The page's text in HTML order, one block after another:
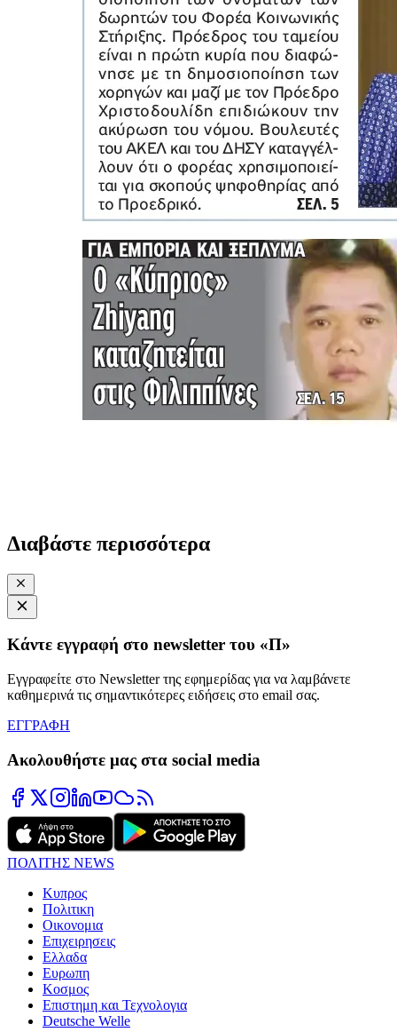
Διαβάστε περισσότερα
Κάντε εγγραφή στο newsletter του «Π»
Εγγραφείτε στο Newsletter της εφημερίδας για να λαμβάνετε
καθημερινά τις σημαντικότερες ειδήσεις στο email σας.
ΕΓΓΡΑΦΗ
Ακολουθήστε μας στα social media
ΠΟΛΙΤΗΣ NEWS
Κυπρος
Πολιτικη
Οικονομια
Επιχειρησεις
Ελλαδα
Ευρωπη
Κοσμος
Επιστημη και Τεχνολογια
Deutsche Welle